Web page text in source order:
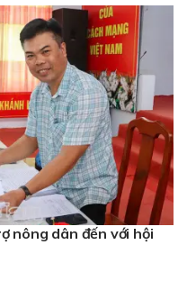
nông dân đến với hội